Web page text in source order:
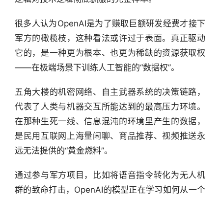
很多人认为OpenAI是为了赚取巨额研发经费才接下
军方的橄榄枝，这种看法或许过于表面。真正驱动
它的，是一种更为根本、也更为稀缺的资源获取权
——在极端场景下训练人工智能的“数据权”。
五角大楼的机密网络、自主武器系统的决策链路，
代表了人类与机器交互所能达到的最高压力环境。
在那种生死一线、信息混沌的环境里产生的数据，
是民用互联网上海量闲聊、商品推荐、视频推送永
远无法提供的“黄金燃料”。
通过参与军方项目，比如将语音指令转化为无人机
群的致命打击，OpenAI的模型正在学习如何从一个